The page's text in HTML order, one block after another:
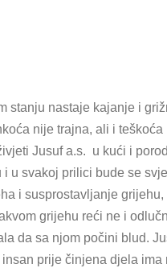
stanju nastaje kajanje i
nije trajna, ali i teškoća
Jusuf a.s. u kući i
u svakoj prilici bude se
i susprostavljanje
grijehu reći ne i
da sa njom počini blud.
prije činjena djela ima